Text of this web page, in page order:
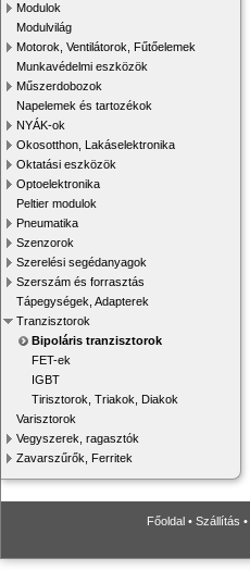
Modulok
Modulvilág
Motorok, Ventilátorok, Fűtőelemek
Munkavédelmi eszközök
Műszerdobozok
Napelemek és tartozékok
NYÁK-ok
Okosotthon, Lakáselektronika
Oktatási eszközök
Optoelektronika
Peltier modulok
Pneumatika
Szenzorok
Szerelési segédanyagok
Szerszám és forrasztás
Tápegységek, Adapterek
Tranzisztorok
Bipoláris tranzisztorok
FET-ek
IGBT
Tirisztorok, Triakok, Diakok
Varisztorok
Vegyszerek, ragasztók
Zavarszűrők, Ferritek
Főoldal • Szállítás •